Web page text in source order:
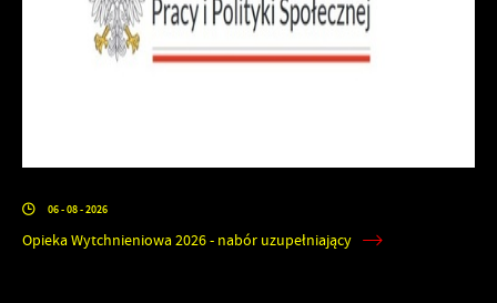
06 - 08 - 2026
Opieka Wytchnieniowa 2026 - nabór uzupełniający